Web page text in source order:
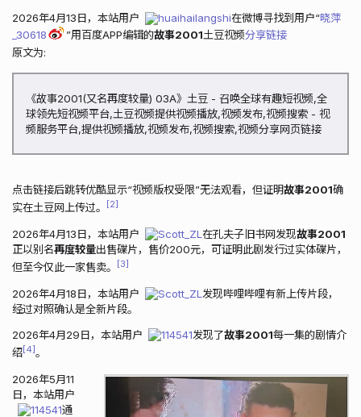
2026年4月13日，本站用户 huaihailangshi在微博寻找到用户“晓萍
_30618
”用百度APP编辑的故事2001土豆视频分享链接
原文为:
《故事2001(又名再度较量) 03A》土豆 - 召唤全球有趣短视频,全
球领先短视频平台,土豆视频提供视频播放,视频发布,视频搜索 - 视
频服务平台,提供视频播放,视频发布,视频搜索,视频分享网页链接
点击链接后跳转优酷显示“视频版权受限”无法观看，但证明故事2001确
实在土豆网上传过。
2
2026年4月13日，本站用户 Scott_ZL在孔夫子旧书网发现故事2001
正以别名再度较量出售碟片，售价200元，可证明此剧发行过实体碟片，
但至今仅此一家售卖。
3
2026年4月18日，本站用户 Scott_ZL 发现哔哩哔哩有新上传片段，
经过对照确认是全新片段。
2026年4月29日，本站用户 114541发现了故事2001每一集的剧情介
绍 4 。
2026年5月11
日，本站用户
114541通